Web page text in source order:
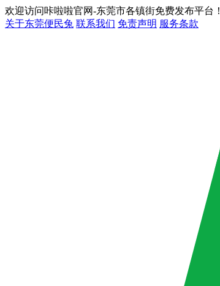
欢迎访问咔啦啦官网-东莞市各镇街免费发布平台！
关于东莞便民兔 联系我们 免责声明 服务条款